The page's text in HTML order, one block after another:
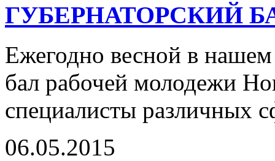
ГУБЕРНАТОРСКИЙ
Ежегодно весной в
бал рабочей молодежи
специалисты различных
06.05.2015